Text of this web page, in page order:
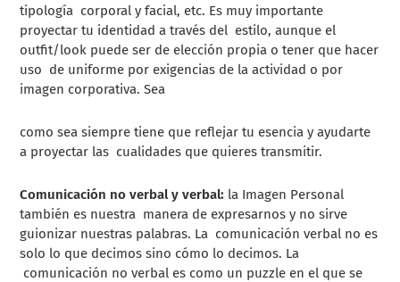
tipología corporal y facial, etc. Es muy importante
proyectar tu identidad a través del estilo, aunque el
outfit/look puede ser de elección propia o tener que hacer
uso de uniforme por exigencias de la actividad o por
imagen corporativa. Sea
como sea siempre tiene que reflejar tu esencia y ayudarte
a proyectar las cualidades que quieres transmitir.
Comunicación no verbal y verbal: la Imagen Personal
también es nuestra manera de expresarnos y no sirve
guionizar nuestras palabras. La comunicación verbal no es
solo lo que decimos sino cómo lo decimos. La
comunicación no verbal es como un puzzle en el que se